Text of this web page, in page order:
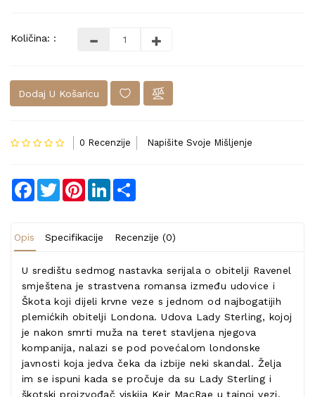
Količina: :
Dodaj U Košaricu
0 Recenzije Napišite Svoje Mišljenje
Facebook
TwitterPinterestLinkedIn
Opis Specifikacije Recenzije (0)
U središtu sedmog nastavka serijala o obitelji Ravenel
smještena je strastvena romansa između udovice i
Škota koji dijeli krvne veze s jednom od najbogatijih
plemićkih obitelji Londona. Udova Lady Sterling, kojoj
je nakon smrti muža na teret stavljena njegova
kompanija, nalazi se pod povećalom londonske
javnosti koja jedva čeka da izbije neki skandal. Želja
im se ispuni kada se pročuje da su Lady Sterling i
škotski proizvođač viskija Keir MacRae u tajnoj vezi.